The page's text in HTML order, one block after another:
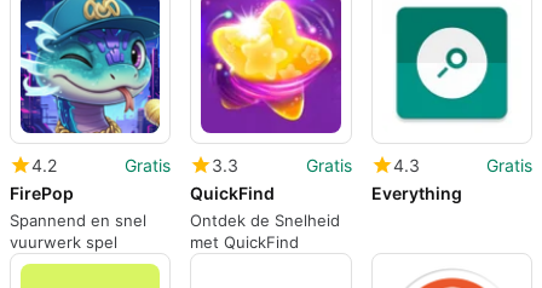
4.2
Gratis
FirePop
Spannend en snel
vuurwerk spel
3.3
Gratis
QuickFind
Ontdek de Snelheid
met QuickFind
4.3
Gratis
Everything